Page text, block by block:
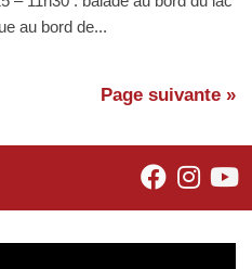
au bord de...
Page suivante »